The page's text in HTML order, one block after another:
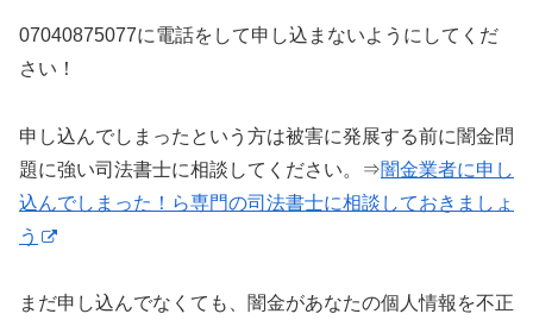
07040875077に電話をして申し込まないようにしてくだ
さい！
申し込んでしまったという方は被害に発展する前に闇金問
題に強い司法書士に相談してください。⇒闇金業者に申し
込んでしまった！ら専門の司法書士に相談しておきましょ
う
まだ申し込んでなくても、闇金があなたの個人情報を不正